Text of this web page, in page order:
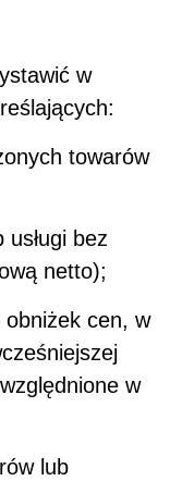
w
towarów
bez
netto);
cen, w
w
lub